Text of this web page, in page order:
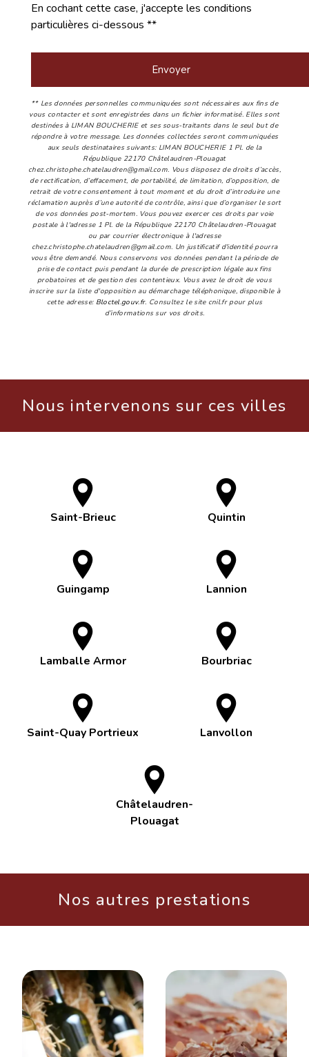
En cochant cette case, j'accepte les conditions
particulières ci-dessous **
Envoyer
** Les données personnelles communiquées sont nécessaires aux fins de
vous contacter et sont enregistrées dans un fichier informatisé. Elles sont
destinées à LIMAN BOUCHERIE et ses sous-traitants dans le seul but de
répondre à votre message. Les données collectées seront communiquées
aux seuls destinataires suivants: LIMAN BOUCHERIE 1 Pl. de la
République 22170 Châtelaudren-Plouagat
chez.christophe.chatelaudren@gmail.com. Vous disposez de droits d’accès,
de rectification, d’effacement, de portabilité, de limitation, d’opposition, de
retrait de votre consentement à tout moment et du droit d’introduire une
réclamation auprès d’une autorité de contrôle, ainsi que d’organiser le sort
de vos données post-mortem. Vous pouvez exercer ces droits par voie
postale à l'adresse 1 Pl. de la République 22170 Châtelaudren-Plouagat
ou par courrier électronique à l'adresse
chez.christophe.chatelaudren@gmail.com. Un justificatif d'identité pourra
vous être demandé. Nous conservons vos données pendant la période de
prise de contact puis pendant la durée de prescription légale aux fins
probatoires et de gestion des contentieux. Vous avez le droit de vous
inscrire sur la liste d'opposition au démarchage téléphonique, disponible à
cette adresse: Bloctel.gouv.fr. Consultez le site cnil.fr pour plus
d’informations sur vos droits.
Nous intervenons sur ces villes
Saint-Brieuc Quintin
Guingamp Lannion
Lamballe Armor Bourbriac
Saint-Quay Portrieux Lanvollon
Châtelaudren-
Plouagat
Nos autres prestations